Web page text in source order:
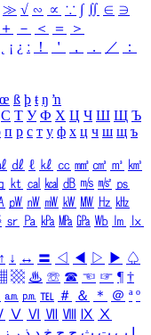
≫ √ ∽ ∝ ∵ ∫ ∬ ∈ ∋
＋ － ＜ ＝
＞
¡ ¿ ː ！ ＇ ， ． ／
：
œ ß þ ŧ ŋ ŉ
С Т У Ф Х Ц Ч Ш Щ Ъ
п р с т у ф х ц ч ш щ ъ
㎗ ℓ ㎘ ㏄ ㎣ ㎤ ㎥ ㎦
㏏ ㎈ ㎉ ㏈ ㎧ ㎨ ㎰
㎺ ㎻ ㎽ ㎾ ㎿ ㎐ ㎑
㏛ ㎩ ㎪ ㎫ ㎬ ㏝ ㏐
㏓
↑ ↓ ↔ 〓 ◁ ◀ ▷ ▶ ♤
▩ ♨ ☏ ☎ ☜ ☞ ¶ †
㏂ ㏘ ℡ ＃ ＆ ＊ ＠ ª º
Ⅴ Ⅵ Ⅶ Ⅷ Ⅸ Ⅹ